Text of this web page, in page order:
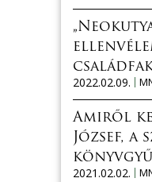
2022.02.09.
Amiről
József, a
2021.02.02.